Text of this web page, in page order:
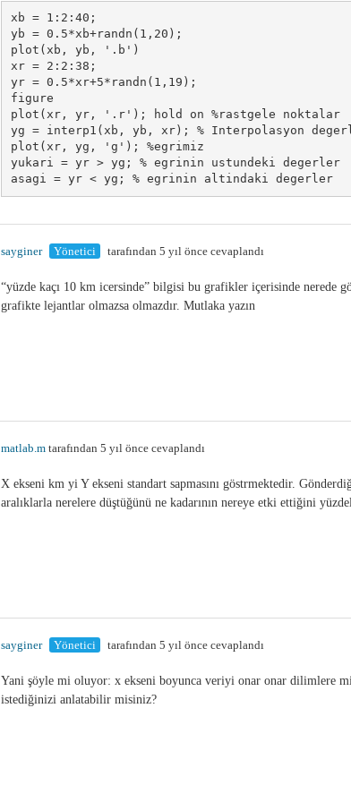
xb = 1:2:40;
yb = 0.5*xb+randn(1,20);
plot(xb, yb, '.b')
xr = 2:2:38;
yr = 0.5*xr+5*randn(1,19);
figure
plot(xr, yr, '.r'); hold on %rastgele noktalar
yg = interp1(xb, yb, xr); % Interpolasyon
plot(xr, yg, 'g'); %egrimiz
yukari = yr > yg; % egrinin ustundeki degerler
asagi = yr < yg; % egrinin altindaki degerler
sayginer Yönetici tarafından 5 yıl önce cevaplandı
“yüzde kaçı 10 km icersinde” bilgisi bu grafikler içerisinde
grafikte lejantlar olmazsa olmazdır. Mutlaka yazın
matlab.m tarafından 5 yıl önce cevaplandı
X ekseni km yi Y ekseni standart sapmasını göstrmektedir.
aralıklarla nerelere düştüğünü ne kadarının nereye etki ettiğini
sayginer Yönetici tarafından 5 yıl önce cevaplandı
Yani şöyle mi oluyor: x ekseni boyunca veriyi onar onar dilimlere
istediğinizi anlatabilir misiniz?